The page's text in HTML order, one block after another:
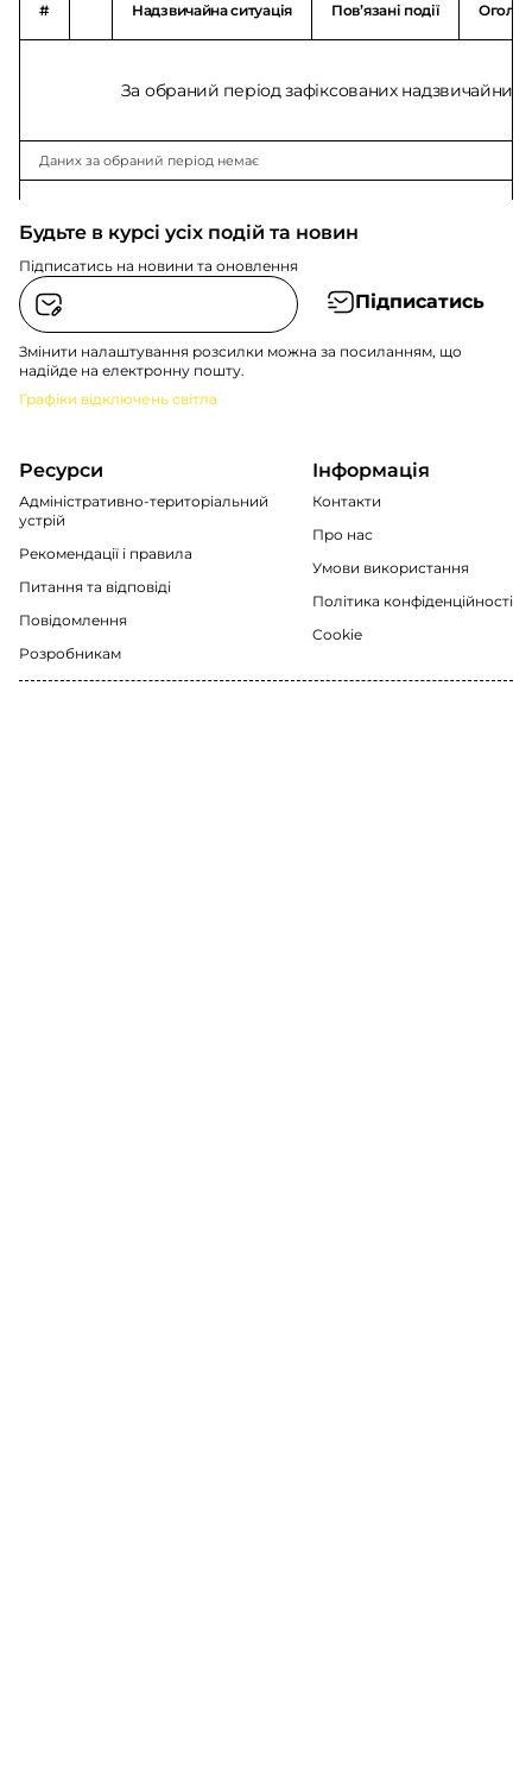
# Надзвичайна ситуація Повʼязані події
За обраний період зафіксованих надзвичайних
Даних за обраний період немає
Будьте в курсі усіх подій та новин
Підписатись на новини та оновлення
Підписатись
Змінити налаштування розсилки можна за посиланням, що
надійде на електронну пошту.
Графіки відключень світла
Ресурси
Адміністративно-територіальний
устрій
Рекомендації i правила
Питання та відповіді
Повідомлення
Розробникам
Інформація
Контакти
Про нас
Умови використання
Політика конфіденційності
Cookie